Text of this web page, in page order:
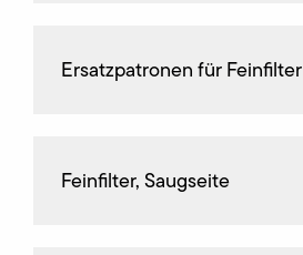
Ersatzpatronen für Feinfilter
Feinfilter, Saugseite